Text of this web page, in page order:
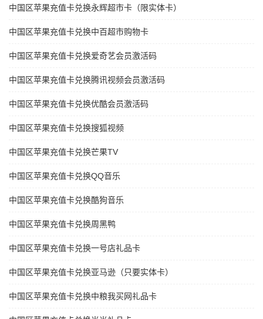
中国区苹果充值卡兑换永辉超市卡（限实体卡）
中国区苹果充值卡兑换中百超市购物卡
中国区苹果充值卡兑换爱奇艺会员激活码
中国区苹果充值卡兑换腾讯视频会员激活码
中国区苹果充值卡兑换优酷会员激活码
中国区苹果充值卡兑换搜狐视频
中国区苹果充值卡兑换芒果TV
中国区苹果充值卡兑换QQ音乐
中国区苹果充值卡兑换酷狗音乐
中国区苹果充值卡兑换周黑鸭
中国区苹果充值卡兑换一号店礼品卡
中国区苹果充值卡兑换亚马逊（只要实体卡）
中国区苹果充值卡兑换中粮我买网礼品卡